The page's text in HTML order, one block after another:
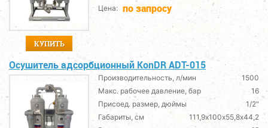
КУПИТЬ
Цена: по запросу
Осушитель адсорбционный KonDR ADT-015
Производительность, л/мин
1500
Макс. рабочее давление, бар
16
Присоед. размер, дюймы
1/2"
Габариты, см
111,9х100х55,8х44,2